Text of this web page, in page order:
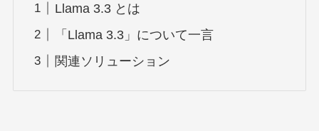
Llama 3.3 とは
「Llama 3.3」について一言
関連ソリューション